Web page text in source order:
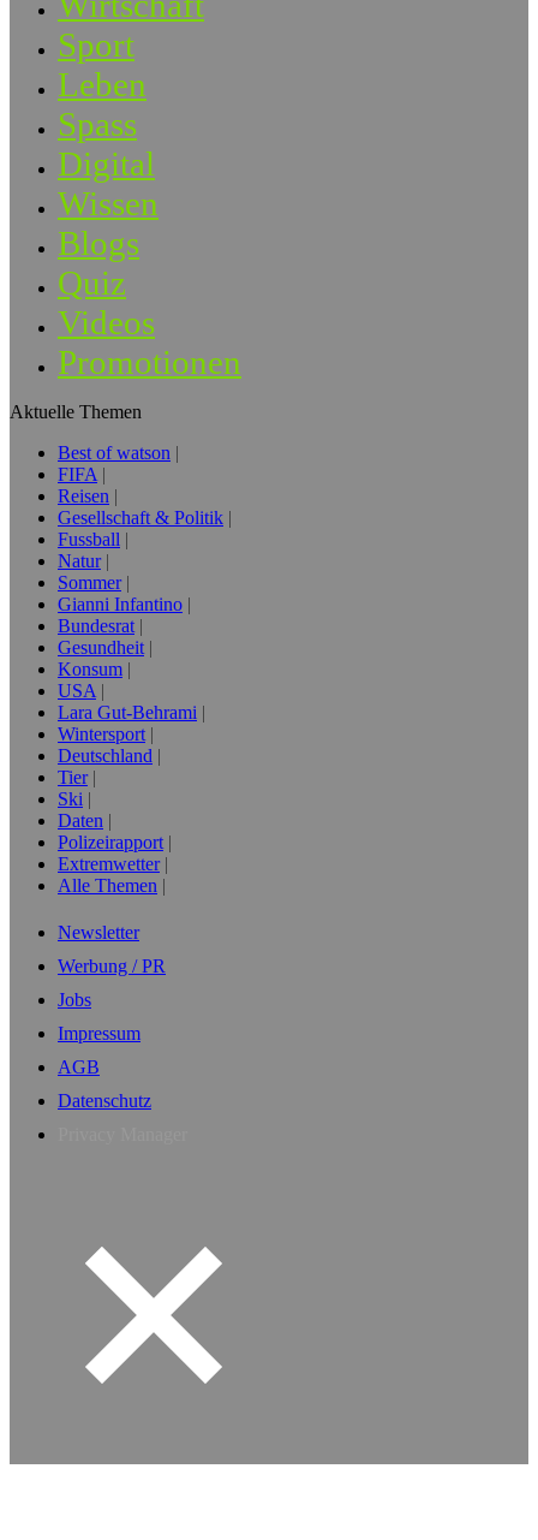
Sport
Leben
Spass
Digital
Wissen
Blogs
Quiz
Videos
Promotionen
Aktuelle Themen
Best of watson
FIFA
Reisen
Gesellschaft & Politik
Fussball
Natur
Sommer
Gianni Infantino
Bundesrat
Gesundheit
Konsum
USA
Lara Gut-Behrami
Wintersport
Deutschland
Tier
Ski
Daten
Polizeirapport
Extremwetter
Alle Themen
Newsletter
Werbung / PR
Jobs
Impressum
AGB
Datenschutz